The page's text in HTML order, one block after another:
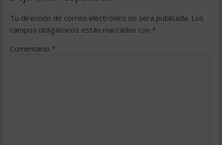
Tu dirección de correo electrónico no será publicada. Los
campos obligatorios están marcados con *
Comentario *